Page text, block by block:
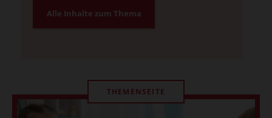
Alle Inhalte zum Thema
THEMENSEITE